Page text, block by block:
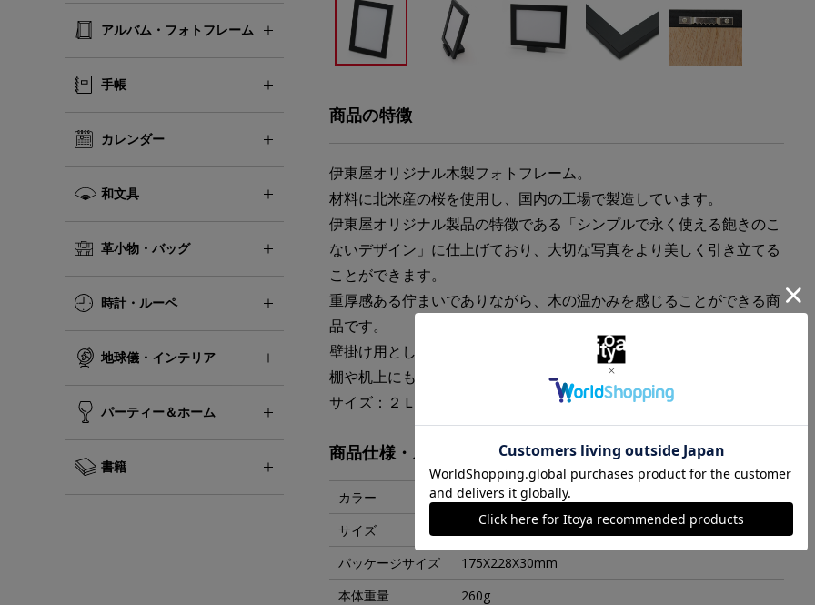
アルバム・フォトフレーム
手帳
カレンダー
和文具
革小物・バッグ
時計・ルーペ
地球儀・インテリア
パーティー＆ホーム
書籍
商品の特徴
伊東屋オリジナル木製フォトフレーム。
材料に北米産の桜を使用し、国内の工場で製造しています。
伊東屋オリジナル製品の特徴である「シンプルで永く使える飽きのこ
ないデザイン」に仕上げており、大切な写真をより美しく引き立てる
ことができます。
重厚感ある佇まいでありながら、木の温かみを感じることができる商
品です。
壁掛け用として設計していますが、別売の台座と組み合わせることで
棚や机上にも置くことができます。
サイズ：２Ｌ
商品仕様・スペック
カラー
黒
サイズ
158X209X13mm
パッケージサイズ
175X228X30mm
本体重量
260g